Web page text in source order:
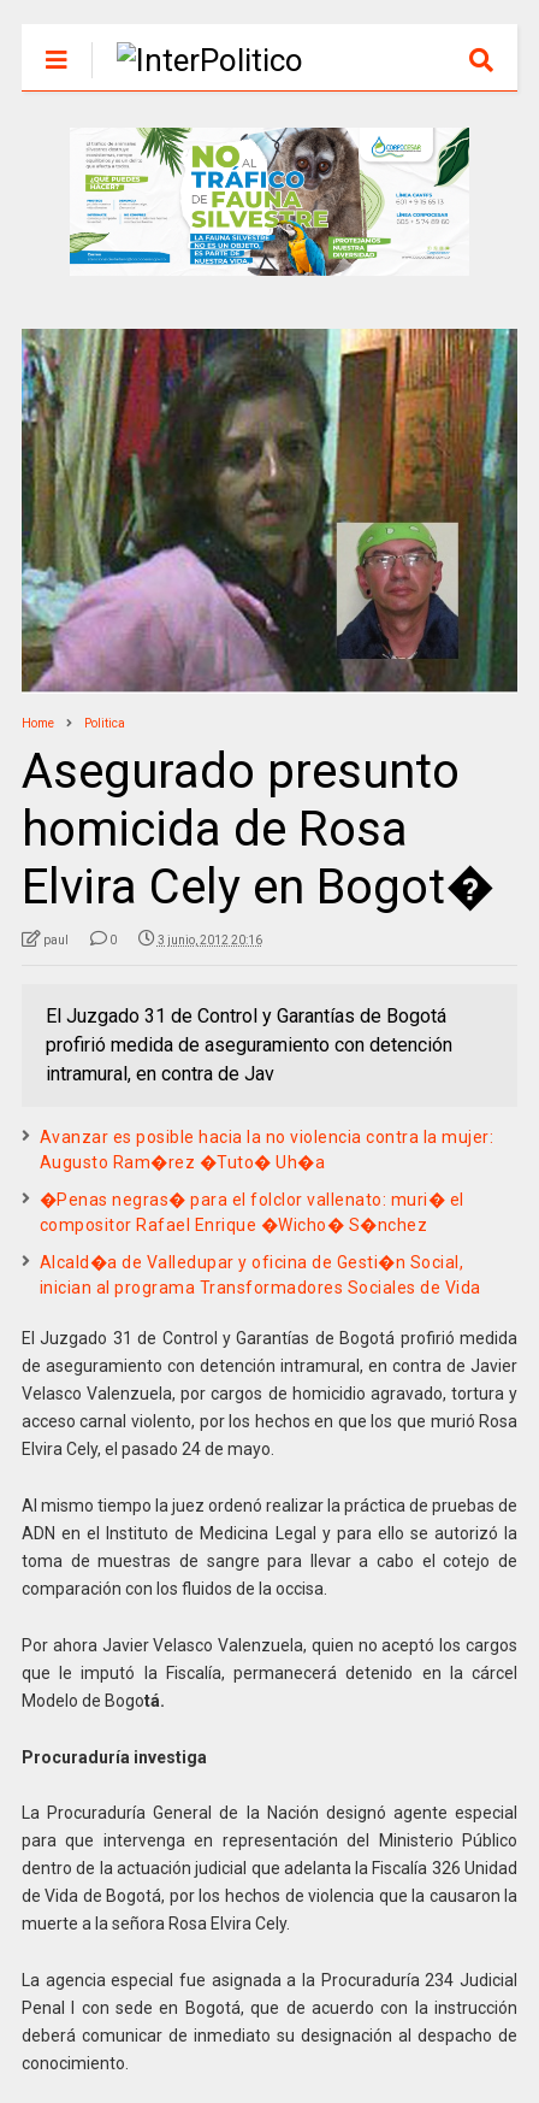
Home Politica
Asegurado presunto
homicida de Rosa
Elvira Cely en Bogot�
paul 0 3 junio, 2012 20:16
El Juzgado 31 de Control y Garantías de Bogotá
profirió medida de aseguramiento con detención
intramural, en contra de Jav
Avanzar es posible hacia la no violencia contra la mujer:
Augusto Ram�rez �Tuto� Uh�a
�Penas negras� para el folclor vallenato: muri� el
compositor Rafael Enrique �Wicho� S�nchez
Alcald�a de Valledupar y oficina de Gesti�n Social,
inician al programa Transformadores Sociales de Vida
El Juzgado 31 de Control y Garantías de Bogotá profirió medida
de aseguramiento con detención intramural, en contra de Javier
Velasco Valenzuela, por cargos de homicidio agravado, tortura y
acceso carnal violento, por los hechos en que los que murió Rosa
Elvira Cely, el pasado 24 de mayo.
Al mismo tiempo la juez ordenó realizar la práctica de pruebas de
ADN en el Instituto de Medicina Legal y para ello se autorizó la
toma de muestras de sangre para llevar a cabo el cotejo de
comparación con los fluidos de la occisa.
Por ahora Javier Velasco Valenzuela, quien no aceptó los cargos
que le imputó la Fiscalía, permanecerá detenido en la cárcel
Modelo de Bogotá.
Procuraduría investiga
La Procuraduría General de la Nación designó agente especial
para que intervenga en representación del Ministerio Público
dentro de la actuación judicial que adelanta la Fiscalía 326 Unidad
de Vida de Bogotá, por los hechos de violencia que la causaron la
muerte a la señora Rosa Elvira Cely.
La agencia especial fue asignada a la Procuraduría 234 Judicial
Penal I con sede en Bogotá, que de acuerdo con la instrucción
deberá comunicar de inmediato su designación al despacho de
conocimiento.